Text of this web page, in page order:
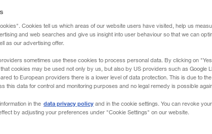
Cookies tell us which areas of our website users have visited, help us
and web searches and give us insight into user behaviour so that we can
as our advertising offer.
sometimes use these cookies to process personal data. By clicking on
cookies may be used not only by us, but also by US providers such as Google
to European providers there is a lower level of data protection. This is due to
this data for control and monitoring purposes and no legal remedy is possible
in the data privacy policy and in the cookie settings. You can revoke
by adjusting your preferences under "Cookie Settings" on our website.